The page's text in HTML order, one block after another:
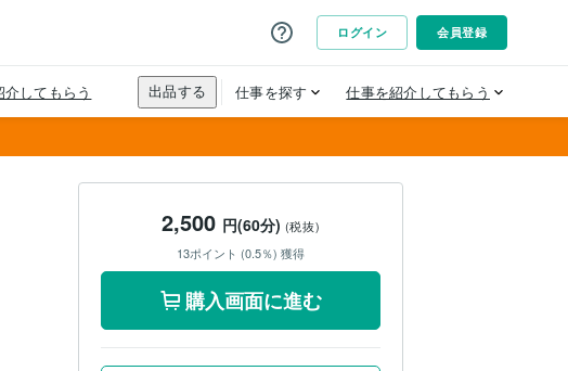
2,500 円(60分) (税抜)
13ポイント (0.5％) 獲得
購入画面に進む